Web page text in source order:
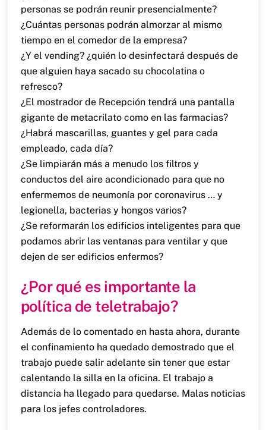
personas se podrán reunir presencialmente?
¿Cuántas personas podrán almorzar al mismo
tiempo en el comedor de la empresa?
¿Y el vending? ¿quién lo desinfectará después de
que alguien haya sacado su chocolatina o
refresco?
¿El mostrador de Recepción tendrá una pantalla
gigante de metacrilato como en las farmacias?
¿Habrá mascarillas, guantes y gel para cada
empleado, cada día?
¿Se limpiarán más a menudo los filtros y
conductos del aire acondicionado para que no
enfermemos de neumonía por coronavirus … y
legionella, bacterias y hongos varios?
¿Se reformarán los edificios inteligentes para que
podamos abrir las ventanas para ventilar y que
dejen de ser edificios enfermos?
¿Por qué es importante la
política de teletrabajo?
Además de lo comentado en hasta ahora, durante
el confinamiento ha quedado demostrado que el
trabajo puede salir adelante sin tener que estar
calentando la silla en la oficina. El trabajo a
distancia ha llegado para quedarse. Malas noticias
para los jefes controladores.